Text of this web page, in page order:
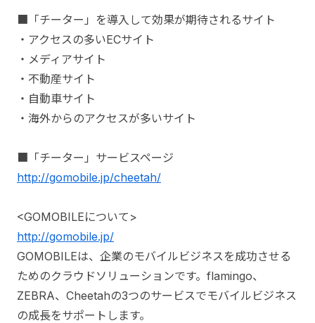
■「チーター」を導入して効果が期待されるサイト
・アクセスの多いECサイト
・メディアサイト
・不動産サイト
・自動車サイト
・海外からのアクセスが多いサイト
■「チーター」サービスページ
http://gomobile.jp/cheetah/
<GOMOBILEについて>
http://gomobile.jp/
GOMOBILEは、企業のモバイルビジネスを成功させる
ためのクラウドソリューションです。flamingo、
ZEBRA、Cheetahの3つのサービスでモバイルビジネス
の成長をサポートします。